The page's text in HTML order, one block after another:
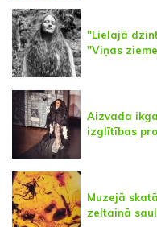
"Lielajā
"Viņas
Aizvada
izglītības
Muzejā
zeltainā